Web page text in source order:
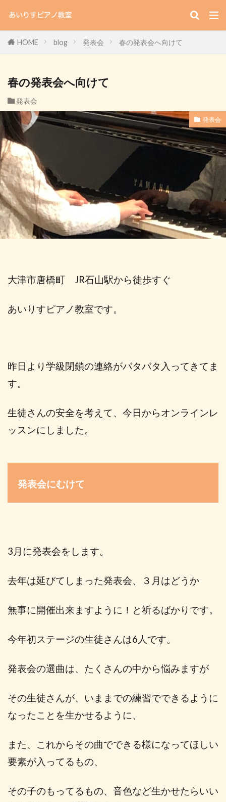
HOME blog 発表会 春の発表会へ向けて
春の発表会へ向けて
発表会
発表会
大津市唐橋町 JR石山駅から徒歩すぐ
あいりすピアノ教室です。
昨日より学級閉鎖の連絡がバタバタ入ってきてま
す。
生徒さんの安全を考えて、今日からオンラインレ
ッスンにしました。
発表会にむけて
3 月に発表会をします。
去年は延びてしまった発表会、３月はどうか
無事に開催出来ますように！と祈るばかりです。
今年初ステージの生徒さんは6 人です。
発表会の選曲は、たくさんの中から悩みますが
その生徒さんが、いままでの練習でできるように
なったことを生かせるように、
また、これからその曲でできる様になってほしい
要素が入ってるもの、
その子のもってるもの、音色など生かせたらいい